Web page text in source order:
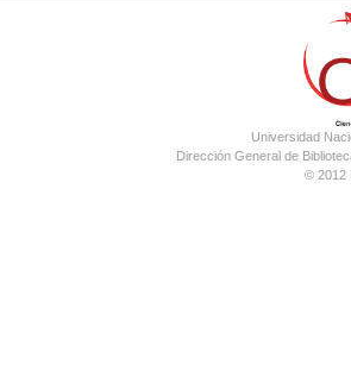
Universidad
Dirección General de
© 2012